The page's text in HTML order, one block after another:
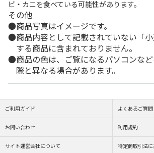
ビ・カニを食べている可能性があります。
その他
商品写真はイメージです。
商品内容として記載されていない「
する商品に含まれておりません。
商品の色は、ご覧になるパソコンな
際と異なる場合があります。
ご利用ガイド よくあるご質問
お問い合わせ 利用規約
サイト運営会社について 特定商取引法